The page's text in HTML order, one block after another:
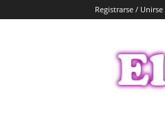
Registrarse / Unirse